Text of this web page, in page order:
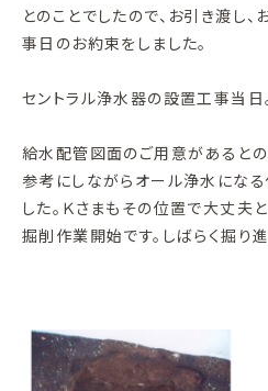
とのことでしたので、お引き渡し
事日のお約束をしました。
セントラル浄水器の設置工事当日
給水配管図面のご用意があるとの
参考にしながらオール浄水にな
した。Ｋさまもその位置で大丈夫
掘削作業開始です。しばらく掘り